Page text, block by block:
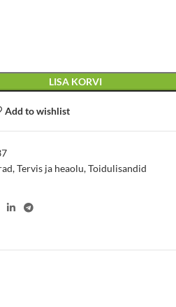
LISA KORVI
Add to wishlist
,Tervis ja heaolu,Toidulisandid